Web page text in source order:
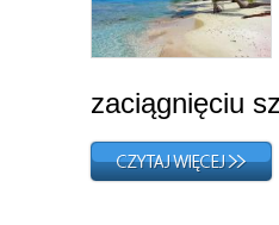
zaciągnięciu